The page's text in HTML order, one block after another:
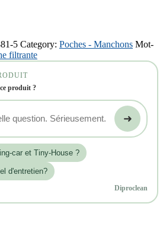
5 Category: Poches - Manchons Mot-
filtrante
produit ?
➜
car et Tiny-House ?
d'entretien?
Diproclean